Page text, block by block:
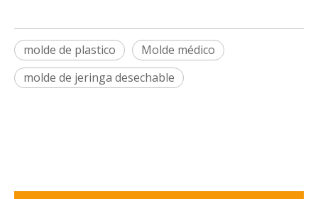
molde de plastico
Molde médico
molde de jeringa desechable